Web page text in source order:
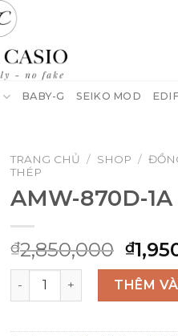
BABY-G SEIKO MOD
TRANG CHỦ / SHOP /
THÉP
AMW-870D-1A
₫2,850,000 Giá
gốc
là:
₫
AMW-870D-1A số lượng
THÊM